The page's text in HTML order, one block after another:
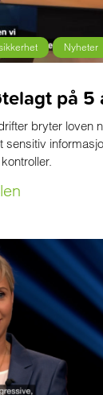
Nyheter
på 5
bryter loven
sensitiv